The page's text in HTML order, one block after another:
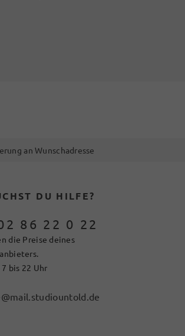
an Wunschadresse
DU HILFE?
86 22 0 22
die Preise deines
7 bis 22 Uhr